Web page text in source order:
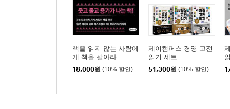
책을 읽지 않는 사람에
게 책을 팔아라
18,000원 (10% 할인)
제이캠퍼스 경영 고전
읽기 세트
51,300원 (10% 할인)